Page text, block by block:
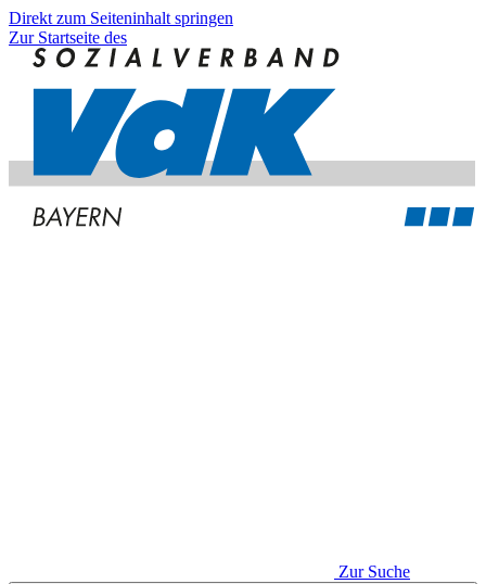
Direkt zum Seiteninhalt springen
Zur Startseite des
Zur Suche